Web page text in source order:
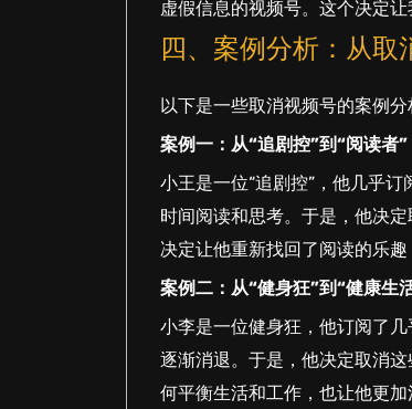
虚假信息的视频号。这个决定
四、案例分析：从取
以下是一些取消视频号的案例
案例一：从“追剧控”到“阅读者”
小王是一位“追剧控”，他几乎
时间阅读和思考。于是，他决
决定让他重新找回了阅读的乐趣
案例二：从“健身狂”到“健康生
小李是一位健身狂，他订阅了
逐渐消退。于是，他决定取消
何平衡生活和工作，也让他更加